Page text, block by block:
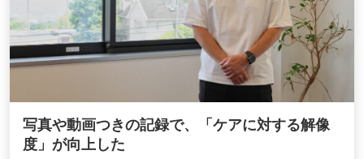
写真や動画つきの記録で、「ケアに対する解像
度」が向上した